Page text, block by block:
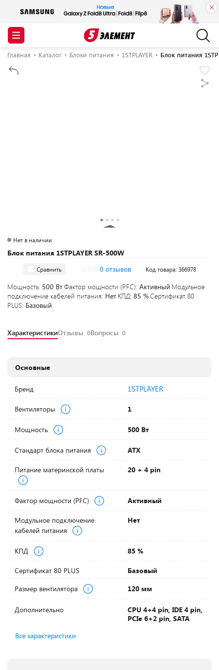
Главная Каталог Блоки питания 1STPLAYER Блок питания
Блок питания 1STPLAYER SR-500W
Нет в наличии
Сравнить 0 отзывов Код товара: 366978
Мощность: 500 ВтФактор мощности (PFC): Активный Модульное
подключение кабелей питания: Нет КПД: 85 %Сертификат 80
PLUS: Базовый
ХарактеристикиОтзывы 0Вопросы 0
Основные
Бренд 1STPLAYER
Вентиляторы 1
Мощность 500 Вт
Стандарт блока питания ATX
Питание материнской платы 20 + 4 pin
Фактор мощности (PFC) Активный
Модульное подключение
кабелей питания
Нет
КПД 85 %
Сертификат 80 PLUS
Базовый
Размер вентилятора
120 мм
Дополнительно
CPU 4+4 pin, IDE 4 pin,
PCIe 6+2 pin, SATA
Все характеристики